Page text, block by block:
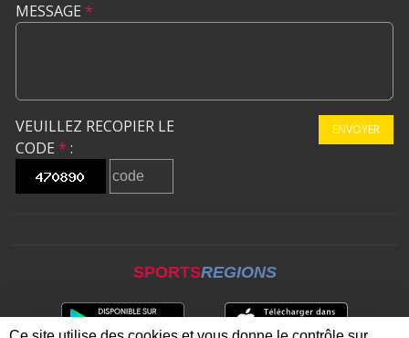
MESSAGE *
VEUILLEZ RECOPIER LE
CODE * :
ENVOYER
SPORTSREGIONS